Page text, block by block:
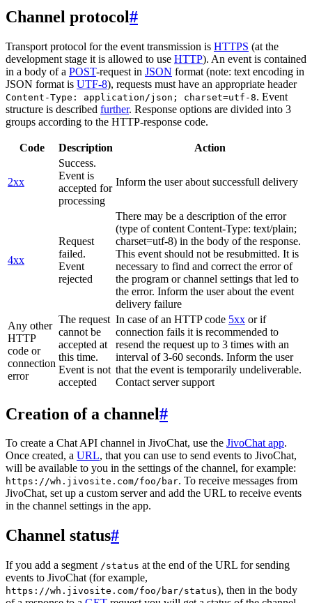
Channel protocol#
Transport protocol for the event transmission is HTTPS (at the
development stage it is allowed to use HTTP). An event is contained
in a body of a POST-request in JSON format (note: text encoding in
JSON format is UTF-8), requests must have an appropriate header
Content-Type: application/json; charset=utf-8. Event
structure is described further. Response options are divided into 3
groups according to the HTTP-response code.
Code Description Action
2xx
Success.
Event is
accepted for
processing
Inform the user about successfull delivery
4xx
Request
failed.
Event
rejected
There may be a description of the error
(type of content Content-Type: text/plain;
charset=utf-8) in the body of the response.
This event should not be resubmitted. It is
necessary to find and correct the error of
the program or channel settings that led to
the error. Inform the user about the event
delivery failure
Any other
HTTP
code or
connection
error
The request
cannot be
accepted at
this time.
Event is not
accepted
In case of an HTTP code 5xx or if
connection fails it is recommended to
resend the request up to 3 times with an
interval of 3-60 seconds. Inform the user
that the event is temporarily undeliverable.
Contact server support
Creation of a channel#
To create a Chat API channel in JivoChat, use the JivoChat app.
Once created, a URL, that you can use to send events to JivoChat,
will be available to you in the settings of the channel, for example:
https://wh.jivosite.com/foo/bar. To receive messages from
JivoChat, set up a custom server and add the URL to receive events
in the channel settings in the app.
Channel status#
If you add a segment /status at the end of the URL for sending
events to JivoChat (for example,
https://wh.jivosite.com/foo/bar/status), then in the body